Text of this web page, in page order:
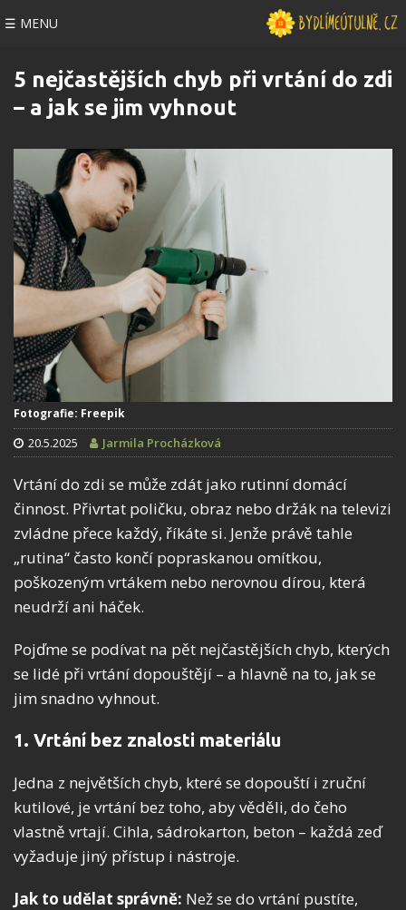
☰ MENU
5 nejčastějších chyb při vrtání do zdi
– a jak se jim vyhnout
Fotografie: Freepik
20.5.2025 Jarmila Procházková
Vrtání do zdi se může zdát jako rutinní domácí
činnost. Přivrtat poličku, obraz nebo držák na televizi
zvládne přece každý, říkáte si. Jenže právě tahle
„rutina“ často končí popraskanou omítkou,
poškozeným vrtákem nebo nerovnou dírou, která
neudrží ani háček.
Pojďme se podívat na pět nejčastějších chyb, kterých
se lidé při vrtání dopouštějí – a hlavně na to, jak se
jim snadno vyhnout.
1. Vrtání bez znalosti materiálu
Jedna z největších chyb, které se dopouští i zruční
kutilové, je vrtání bez toho, aby věděli, do čeho
vlastně vrtají. Cihla, sádrokarton, beton – každá zeď
vyžaduje jiný přístup i nástroje.
Jak to udělat správně: Než se do vrtání pustíte,